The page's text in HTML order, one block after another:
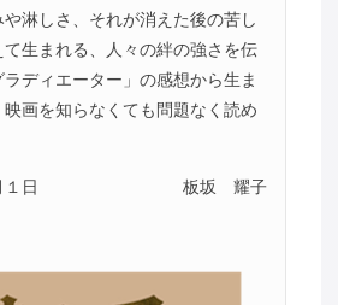
淋しさ、それが消えた後の苦し
生まれる、人々の絆の強さを伝
ディエーター」の感想から生ま
画を知らなくても問題なく読め
１日 板坂 耀子